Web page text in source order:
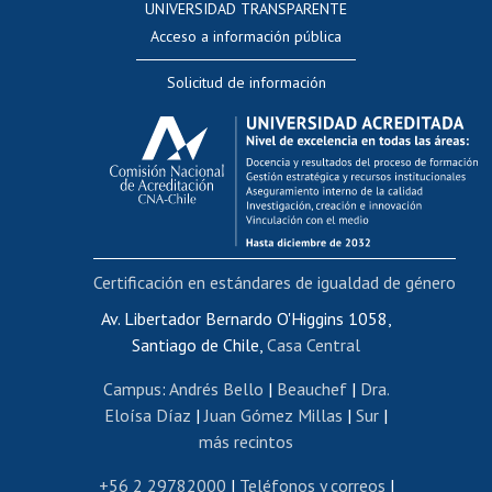
Evaluación docente
Calificación académica
Postulación al AUCAI
Funcionarias/os
Cursos internos de capacitación
Bienestar del personal
Portal de movilidad interna
Certificado de renta
Certificado de renta honorarios
Editar páginas blancas
Extranjeras/os
Revalidación y reconocimiento de títulos
UNIVERSIDAD TRANSPARENTE
Acceso a información pública
Solicitud de información
Av. Libertador Bernardo O'Higgins 1058,
Santiago de Chile, Casa Central
Campus: Andrés Bello | Beauchef| Dra.
Eloísa Díaz | Juan Gómez Millas | Sur |
más recintos
+56 2 29782000 | Teléfonos y correos |
Certificación en estándares de igualdad de género